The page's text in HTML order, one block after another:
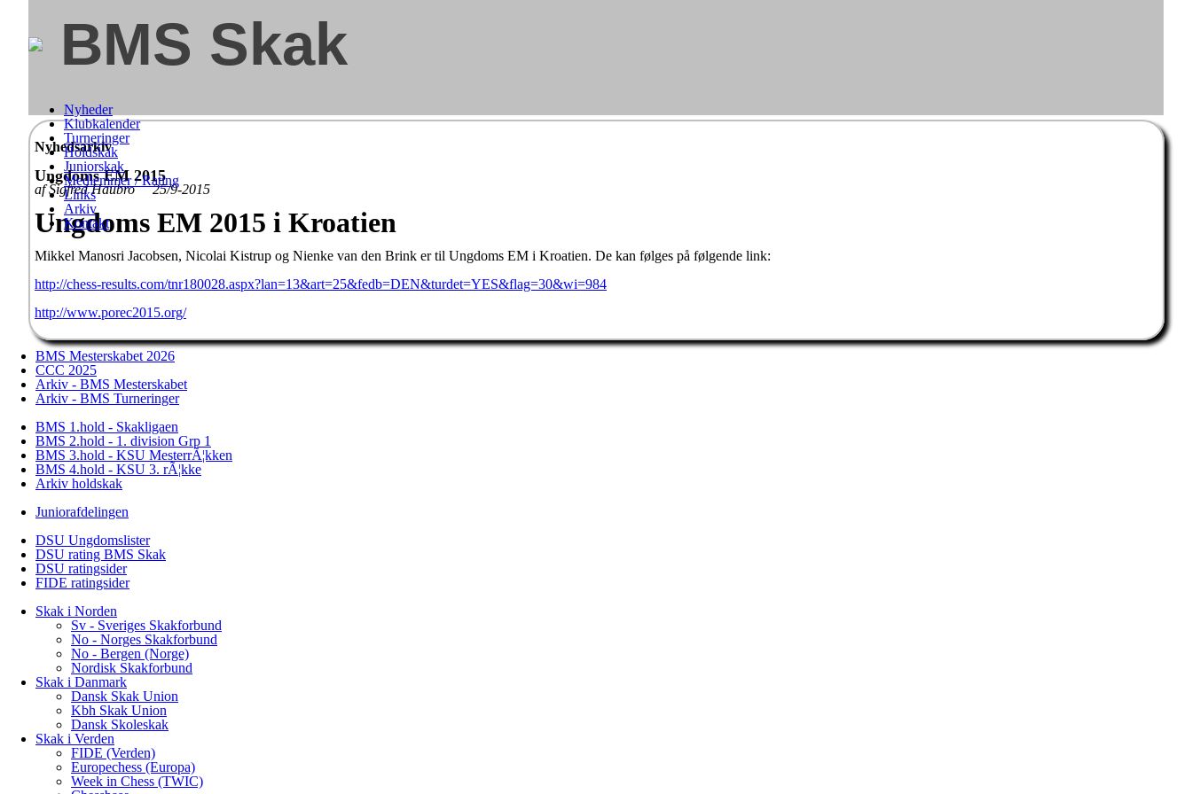
BMS Skak
Nyheder
Klubkalender
Turneringer
Holdskak
Juniorskak
Medlemmer / Rating
Links
Arkiv
Kontakt
Nyhedsarkiv
Ungdoms EM 2015
af Sigfred Haubro 25/9-2015
Ungdoms EM 2015 i Kroatien
Mikkel Manosri Jacobsen, Nicolai Kistrup og Nienke van den Brink er til Ungdoms EM i Kroatien. De kan følges på følgende link:
http://chess-results.com/tnr180028.aspx?lan=13&art=25&fedb=DEN&turdet=YES&flag=30&wi=984
http://www.porec2015.org/
BMS Mesterskabet 2026
CCC 2025
Arkiv - BMS Mesterskabet
Arkiv - BMS Turneringer
BMS 1.hold - Skakligaen
BMS 2.hold - 1. division Grp 1
BMS 3.hold - KSU MesterrÃ¦kken
BMS 4.hold - KSU 3. rÃ¦kke
Arkiv holdskak
Juniorafdelingen
DSU Ungdomslister
DSU rating BMS Skak
DSU ratingsider
FIDE ratingsider
Skak i Norden
Sv - Sveriges Skakforbund
No - Norges Skakforbund
No - Bergen (Norge)
Nordisk Skakforbund
Skak i Danmark
Dansk Skak Union
Kbh Skak Union
Dansk Skoleskak
Skak i Verden
FIDE (Verden)
Europechess (Europa)
Week in Chess (TWIC)